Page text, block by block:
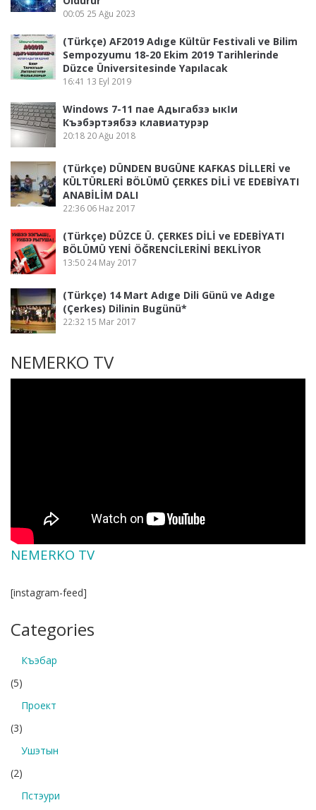
00:05 25 Ağu 2023
(Türkçe) AF2019 Adıge Kültür Festivali ve Bilim
Sempozyumu 18-20 Ekim 2019 Tarihlerinde
Düzce Üniversitesinde Yapılacak
16:41 13 Eyl 2019
Windows 7-11 пае Адыгабзэ ыкӏи
Къэбэртэябзэ клавиатурэр
20:18 20 Ağu 2018
(Türkçe) DÜNDEN BUGÜNE KAFKAS DİLLERİ ve
KÜLTÜRLERİ BÖLÜMÜ ÇERKES DİLİ VE EDEBİYATI
ANABİLİM DALI
22:36 06 Haz 2017
(Türkçe) DÜZCE Ü. ÇERKES DİLİ ve EDEBİYATI
BÖLÜMÜ YENİ ÖĞRENCİLERİNİ BEKLİYOR
13:50 24 May 2017
(Türkçe) 14 Mart Adıge Dili Günü ve Adıge
(Çerkes) Dilinin Bugünü*
22:32 15 Mar 2017
NEMERKO TV
NEMERKO TV
[instagram-feed]
Categories
Къэбар
(5)
Проект
(3)
Ушэтын
(2)
Пстэури